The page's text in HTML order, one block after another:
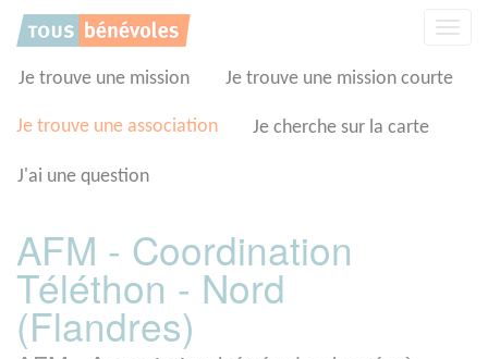
Je trouve une mission Je trouve une mission courte
Je trouve une association Je cherche sur la carte
J'ai une question
AFM - Coordination
Téléthon - Nord
(Flandres)
Panneau de gestion des cookies